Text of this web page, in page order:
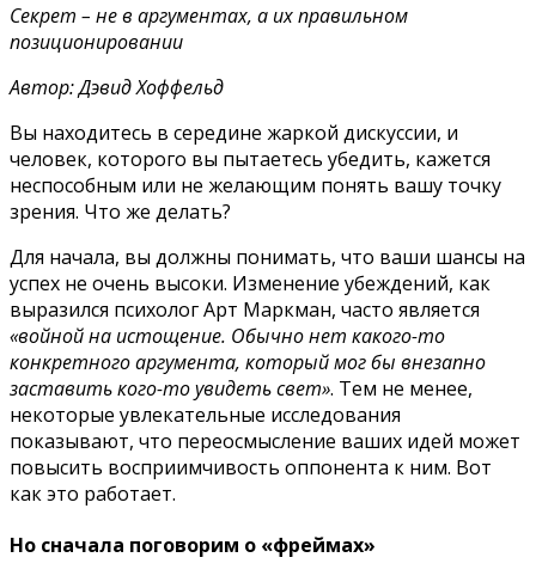
Секрет – не в аргументах, а их правильном
позиционировании
Автор: Дэвид Хоффельд
Вы находитесь в середине жаркой дискуссии, и
человек, которого вы пытаетесь убедить, кажется
неспособным или не желающим понять вашу точку
зрения. Что же делать?
Для начала, вы должны понимать, что ваши шансы на
успех не очень высоки. Изменение убеждений, как
выразился психолог Арт Маркман, часто является
«войной на истощение. Обычно нет какого-то
конкретного аргумента, который мог бы внезапно
заставить кого-то увидеть свет». Тем не менее,
некоторые увлекательные исследования
показывают, что переосмысление ваших идей может
повысить восприимчивость оппонента к ним. Вот
как это работает.
Но сначала поговорим о «фреймах»